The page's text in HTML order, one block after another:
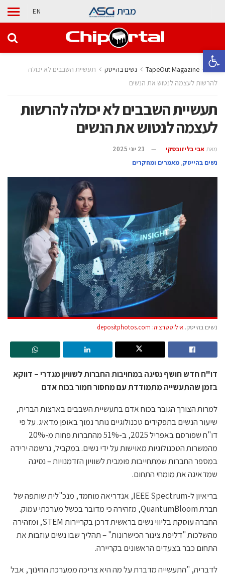
פתח סרגל נגישות
מבית EN
בית TapeOut Magazine נשים בהייטק
תעשיית השבבים לא יכולה
להרשות לעצמה לנטוש את הנשים
תעשיית השבבים לא יכולה להרשות
לעצמה לנטוש את הנשים
מאת אבי בליזובסקי
23 יוני 2025
נשים בהייטק, מאמרים ומחקרים
נשים בהייטק. אילוסטרציה: depositphotos.com
דו"ח חדש חושף נסיגה במחויבות החברות לשוויון מגדרי – דווקא
בזמן שהתעשייה מתמודדת עם מחסור חמור בכוח אדם
למרות הצורך הגובר בכוח אדם בתעשיית השבבים בארצות הברית,
שיעור הנשים בתפקידים טכנולוגיים נותר נמוך באופן מדאיג. על פי
דו"ח שפורסם באפריל 2025, ב-51% מהחברות פחות מ-20%
מהמשרות הטכנולוגיות מאוישות על ידי נשים. במקביל, נרשמה ירידה
במספר החברות שמתחייבות פומבית לשוויון הזדמנויות – נסיגה
שמדאיגה את מומחי התחום.
בריאיון ל-IEEE Spectrum, אנדריאה מוחמד, מנכ"לית שותפה של
חברת QuantumBloom, מזהירה כי מדובר בכשל מערכתי עמוק.
החברה עוסקת בליווי נשים בראשית דרכן בקריירות STEM, ומזהירה
מהשלכות "דליפת צינור הכישרונות" – תהליך שבו נשים עוזבות את
התחום כבר בצעדים הראשונים בקריירה.
לדבריה, "התעשייה מדברת על מה היא צריכה ממערכת החינוך, אבל